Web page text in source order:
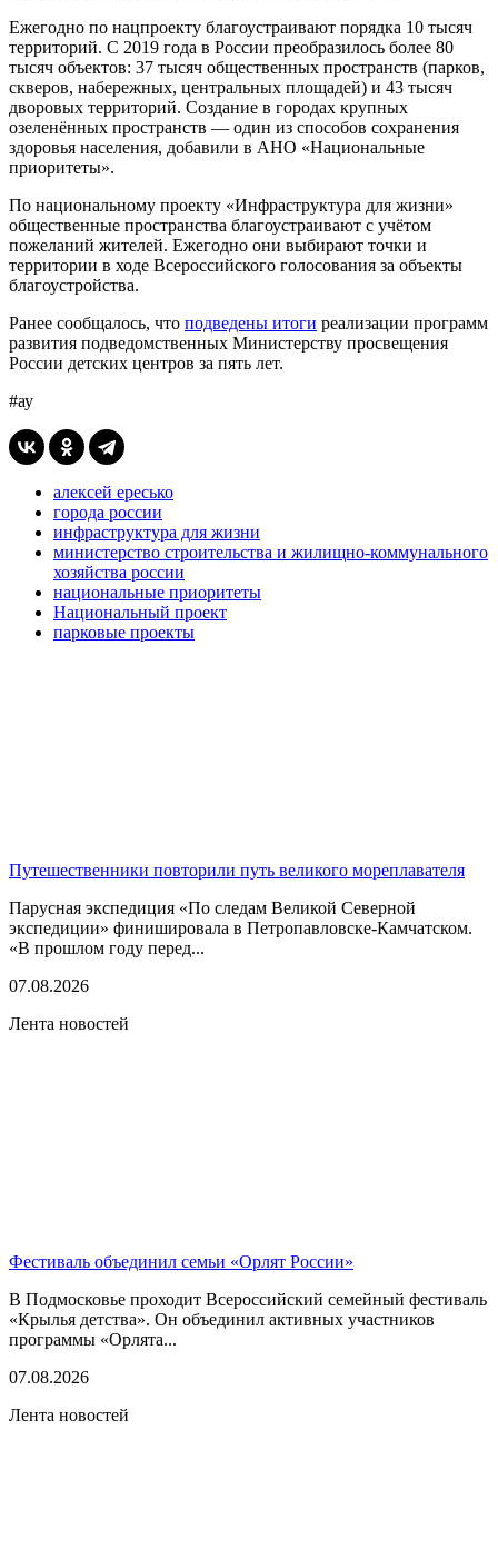
Ежегодно по нацпроекту благоустраивают порядка 10 тысяч
территорий. С 2019 года в России преобразилось более 80
тысяч объектов: 37 тысяч общественных пространств (парков,
скверов, набережных, центральных площадей) и 43 тысяч
дворовых территорий. Создание в городах крупных
озеленённых пространств — один из способов сохранения
здоровья населения, добавили в АНО «Национальные
приоритеты».
По национальному проекту «Инфраструктура для жизни»
общественные пространства благоустраивают с учётом
пожеланий жителей. Ежегодно они выбирают точки и
территории в ходе Всероссийского голосования за объекты
благоустройства.
Ранее сообщалось, что подведены итоги реализации программ
развития подведомственных Министерству просвещения
России детских центров за пять лет.
#ау
алексей ересько
города россии
инфраструктура для жизни
министерство строительства и жилищно-коммунального
хозяйства россии
национальные приоритеты
Национальный проект
парковые проекты
Путешественники повторили путь великого мореплавателя
Парусная экспедиция «По следам Великой Северной
экспедиции» финишировала в Петропавловске-Камчатском.
«В прошлом году перед...
07.08.2026
Лента новостей
Фестиваль объединил семьи «Орлят России»
В Подмосковье проходит Всероссийский семейный фестиваль
«Крылья детства». Он объединил активных участников
программы «Орлята...
07.08.2026
Лента новостей